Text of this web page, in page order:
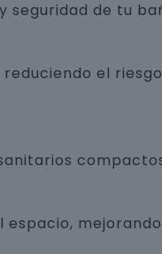
de tu
el